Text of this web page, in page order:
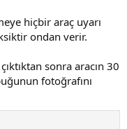
mor ile çizilmiş yerdeydi
kapatıp bir süre
hiçbir araç uyarı
ondan verir.
sonra aracın 30
fotoğrafını